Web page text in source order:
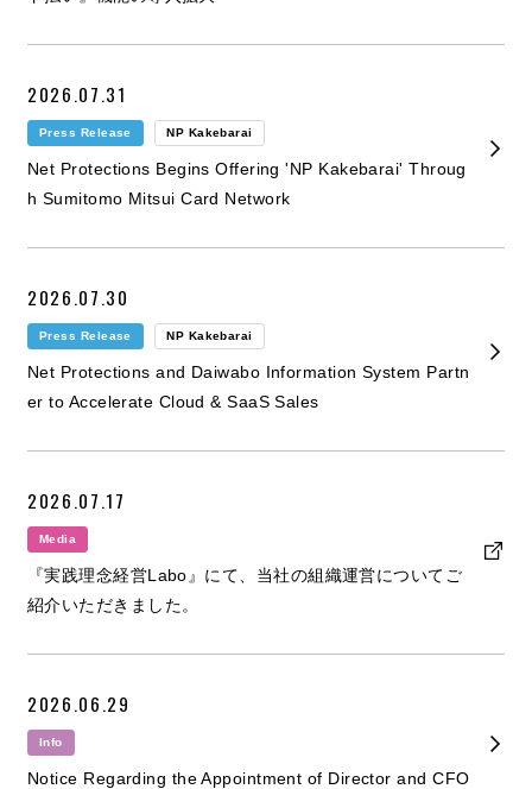
2026.07.31
Press Release NP Kakebarai
Net Protections Begins Offering 'NP Kakebarai' Throug
h Sumitomo Mitsui Card Network
2026.07.30
Press Release NP Kakebarai
Net Protections and Daiwabo Information System Partn
er to Accelerate Cloud & SaaS Sales
2026.07.17
Media
『実践理念経営Labo』にて、当社の組織運営についてご
紹介いただきました。
2026.06.29
Info
Notice Regarding the Appointment of Director and CFO